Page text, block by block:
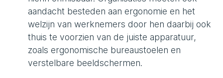
aandacht besteden aan ergonomie en het
welzijn van werknemers door hen daarbij ook
thuis te voorzien van de juiste apparatuur,
zoals ergonomische bureaustoelen en
verstelbare beeldschermen.